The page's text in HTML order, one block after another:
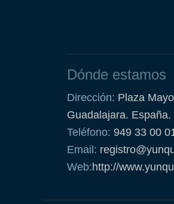
Dónde estamos
Dirección: Plaza
Guadalajara. España.
Teléfono: 949 33 00
Email:
Web:http://